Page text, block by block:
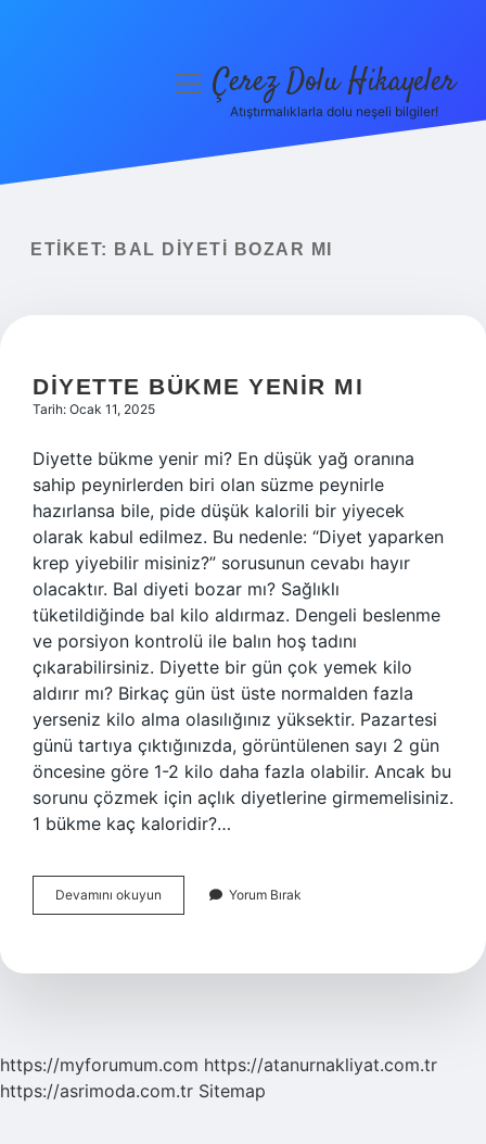
Yasal Uyarı
menüyüÇerez Dolu Hikayeler
Atıştırmalıklarla dolu neşeli bilgiler!
ETIKET: BAL DIYETI BOZAR MI
DIYETTE BÜKME YENIR MI
Tarih: Ocak 11, 2025
Diyette bükme yenir mi? En düşük yağ oranına
sahip peynirlerden biri olan süzme peynirle
hazırlansa bile, pide düşük kalorili bir yiyecek
olarak kabul edilmez. Bu nedenle: “Diyet yaparken
krep yiyebilir misiniz?” sorusunun cevabı hayır
olacaktır. Bal diyeti bozar mı? Sağlıklı
tüketildiğinde bal kilo aldırmaz. Dengeli beslenme
ve porsiyon kontrolü ile balın hoş tadını
çıkarabilirsiniz. Diyette bir gün çok yemek kilo
aldırır mı? Birkaç gün üst üste normalden fazla
yerseniz kilo alma olasılığınız yüksektir. Pazartesi
günü tartıya çıktığınızda, görüntülenen sayı 2 gün
öncesine göre 1-2 kilo daha fazla olabilir. Ancak bu
sorunu çözmek için açlık diyetlerine girmemelisiniz.
1 bükme kaç kaloridir?…
Devamını okuyun
Bükme
Yorum Bırak
https://myforumum.com https://atanurnakliyat.com.tr
https://asrimoda.com.tr Sitemap